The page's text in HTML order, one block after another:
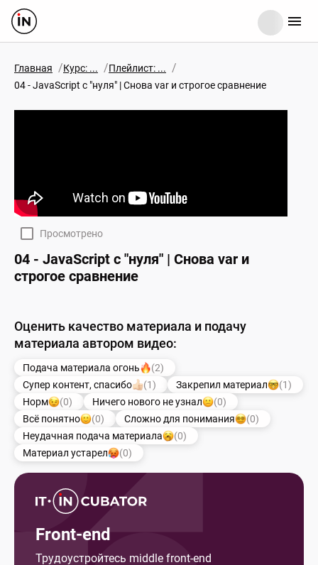
Главная /Курс: ... /Плейлист: ... /
04 - JavaScript c "нуля" | Снова var и строгое сравнение
Просмотрено
04 - JavaScript c "нуля" | Снова var и
строгое сравнение
Оценить качество материала и подачу
материала автором видео:
Подача материала огонь
(2)
Супер контент, спасибо
(1) Закрепил материал
(1)
Норм
(0) Ничего нового не узнал
(0)
Всё понятно
(0) Сложно для понимания
(0)
Неудачная подача материала
(0)
Материал устарел
(0)
Front-end
Трудоустройтесь middle front-end